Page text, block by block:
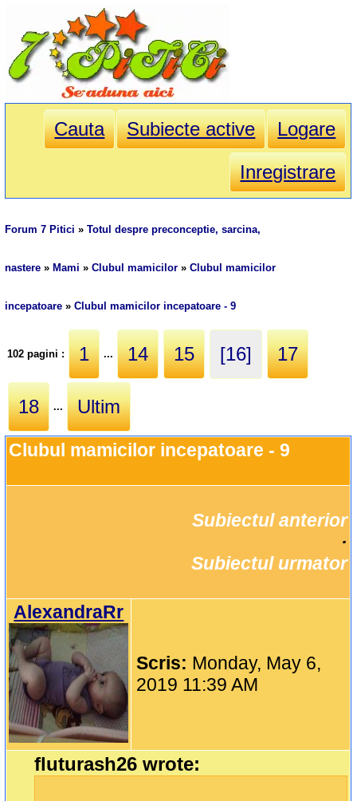
Cauta Subiecte active
Logare
Inregistrare
Forum 7 Pitici »Totul despre preconceptie, sarcina,
nastere » Mami »Clubul mamicilor »Clubul mamicilor
incepatoare »Clubul mamicilor incepatoare - 9
102 pagini : 1 ... 14 15 [16] 17
18 ... Ultim
Clubul mamicilor incepatoare - 9
Subiectul anterior
Subiectul urmator
AlexandraRr
Scris: Monday, May 6,
2019 11:39 AM
fluturash26 wrote: